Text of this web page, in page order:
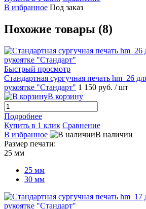
В избранное Под заказ
Похожие товары (8)
Быстрый просмотр
Стандартная сургучная печать hm_26
рукоятке "Стандарт" 1 150 руб. / шт
В корзину
Подробнее
Купить в 1 клик Сравнение
В избранное
В наличии
Размер печати:
25 мм
25 мм
30 мм